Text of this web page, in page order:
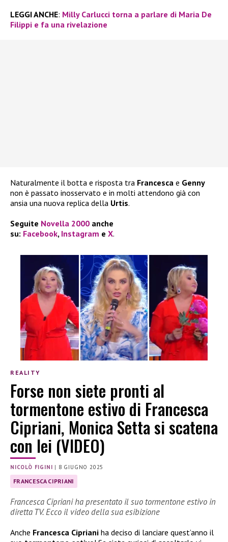
LEGGI ANCHE: Milly Carlucci torna a parlare di Maria De
Filippi e fa una rivelazione
Naturalmente il botta e risposta tra Francesca e Genny
non è passato inosservato e in molti attendono già con
ansia una nuova replica della Urtis.
Seguite Novella 2000 anche
su: Facebook, Instagram e X.
REALITY
Forse non siete pronti al
tormentone estivo di Francesca
Cipriani, Monica Setta si scatena
con lei (VIDEO)
NICOLÒ FIGINI | 8 GIUGNO 2025
FRANCESCA CIPRIANI
Francesca Cipriani ha presentato il suo tormentone estivo in
diretta TV. Ecco il video della sua esibizione
Anche Francesca Cipriani ha deciso di lanciare quest’anno il